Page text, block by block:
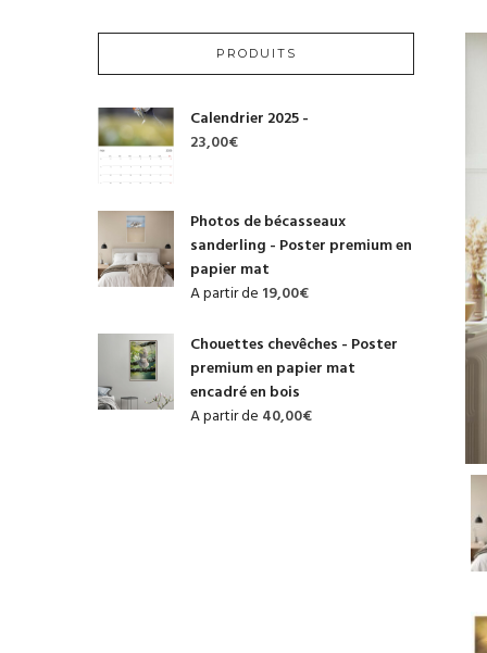
PRODUITS
Calendrier 2025 -
23,00€
Photos de bécasseaux
sanderling - Poster premium en
papier mat
A partir de 19,00€
Chouettes chevêches - Poster
premium en papier mat
encadré en bois
A partir de 40,00€